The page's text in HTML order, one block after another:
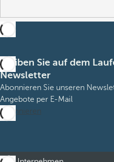
Bleiben Sie auf dem
Newsletter
Abonnieren Sie unseren
Angebote per E-Mail
Abonnieren